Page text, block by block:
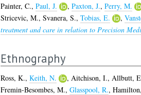
Painter, C., Paul, J. , Paxton, J., Perry, M.
Stricevic, M., Svanera, S., Tobias, E. ,
treatment and care in relation to Precision
Ethnography
Ross, K., Keith, N. , Aitchison, I., Allbutt,
Fremin-Besombes, M., Glasspool, R.,